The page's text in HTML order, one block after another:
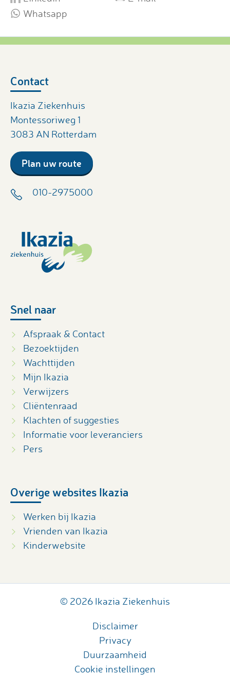
Whatsapp
Contact
Ikazia Ziekenhuis
Montessoriweg 1
3083 AN Rotterdam
Plan uw route
010-2975000
Snel naar
Afspraak & Contact
Bezoektijden
Wachttijden
Mijn Ikazia
Verwijzers
Cliëntenraad
Klachten of suggesties
Informatie voor leveranciers
Pers
Overige websites Ikazia
Werken bij Ikazia
Vrienden van Ikazia
Kinderwebsite
© 2026 Ikazia Ziekenhuis
Disclaimer
Privacy
Duurzaamheid
Cookie instellingen